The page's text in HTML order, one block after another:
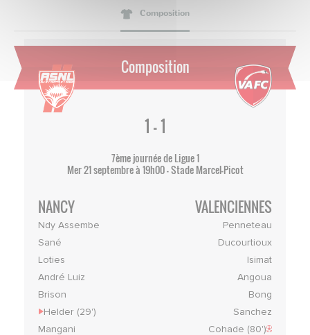
Composition
Composition
1 - 1
7ème journée de Ligue 1
Mer 21 septembre à 19h00 - Stade Marcel-Picot
NANCY
Ndy Assembe
Sané
Loties
André Luiz
Brison
Helder (29')
Mangani
VALENCIENNES
Penneteau
Ducourtioux
Isimat
Angoua
Bong
Sanchez
Cohade (80')